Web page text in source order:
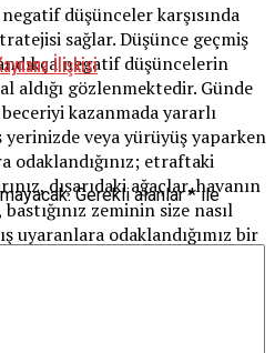
düşünceler karşısında
sağlar. Düşünce geçmiş
negatif düşüncelerin
aldığı gözlenmektedir. Günde
kazanmada yararlı
yerinizde veya yürüyüş yaparken
odaklandığınız; etraftaki
dışarıdaki ağaçlar, havanın
zeminin size nasıl
uyaranlara odaklandığımız bir
yelken, insanlık da kayığın
İlişkisi
Gerekli alanlar*ile